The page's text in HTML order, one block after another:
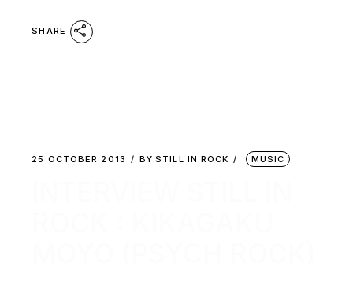
SHARE
25 OCTOBER 2013 BY STILL IN ROCK MUSIC